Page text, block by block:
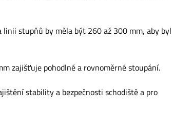
linii stupňů by měla být 260 až 300 mm, aby byl
zajišťuje pohodlné a rovnoměrné stoupání.
stability a bezpečnosti schodiště a pro